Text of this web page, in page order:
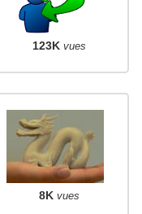
123K vues
8K vues